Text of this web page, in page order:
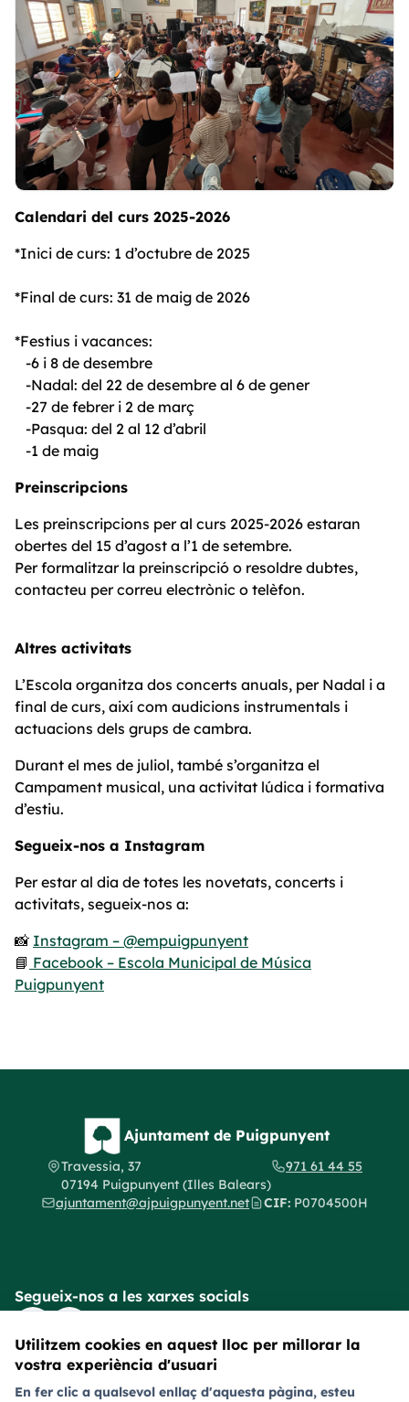
Calendari del curs 2025-2026
*Inici de curs: 1 d’octubre de 2025
*Final de curs: 31 de maig de 2026
*Festius i vacances:
-6 i 8 de desembre
-Nadal: del 22 de desembre al 6 de gener
-27 de febrer i 2 de març
-Pasqua: del 2 al 12 d’abril
-1 de maig
Preinscripcions
Les preinscripcions per al curs 2025-2026 estaran
obertes del 15 d’agost a l’1 de setembre.
Per formalitzar la preinscripció o resoldre dubtes,
contacteu per correu electrònic o telèfon.
Altres activitats
L’Escola organitza dos concerts anuals, per Nadal i a
final de curs, així com audicions instrumentals i
actuacions dels grups de cambra.
Durant el mes de juliol, també s’organitza el
Campament musical, una activitat lúdica i formativa
d’estiu.
Segueix-nos a Instagram
Per estar al dia de totes les novetats, concerts i
activitats, segueix-nos a:
📸 Instagram – @empuigpunyent
📘 Facebook – Escola Municipal de Música
Puigpunyent
Ajuntament de Puigpunyent
Travessia, 37
07194 Puigpunyent (Illes Balears)
971 61 44 55
ajuntament@ajpuigpunyent.net CIF: P0704500H
Segueix-nos a les xarxes socials
Avís legalPolítica de privacitatPolítica de galetes (cookies)
Política de provacitat en xarxes socials
Utilitzem cookies en aquest lloc per millorar la
vostra experiència d'usuari
En fer clic a qualsevol enllaç d'aquesta pàgina, esteu